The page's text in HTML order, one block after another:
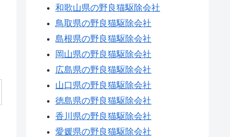
和歌山県の野良猫駆除会社
鳥取県の野良猫駆除会社
島根県の野良猫駆除会社
岡山県の野良猫駆除会社
広島県の野良猫駆除会社
山口県の野良猫駆除会社
徳島県の野良猫駆除会社
香川県の野良猫駆除会社
愛媛県の野良猫駆除会社